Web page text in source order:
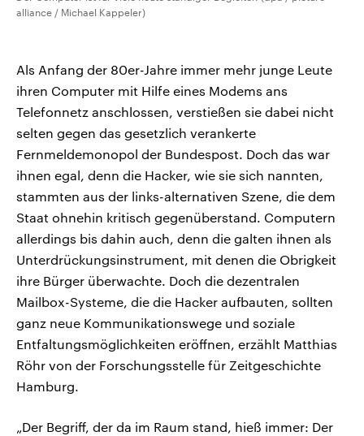
alliance / Michael Kappeler)
Als Anfang der 80er-Jahre immer mehr junge Leute
ihren Computer mit Hilfe eines Modems ans
Telefonnetz anschlossen, verstießen sie dabei nicht
selten gegen das gesetzlich verankerte
Fernmeldemonopol der Bundespost. Doch das war
ihnen egal, denn die Hacker, wie sie sich nannten,
stammten aus der links-alternativen Szene, die dem
Staat ohnehin kritisch gegenüberstand. Computern
allerdings bis dahin auch, denn die galten ihnen als
Unterdrückungsinstrument, mit denen die Obrigkeit
ihre Bürger überwachte. Doch die dezentralen
Mailbox-Systeme, die die Hacker aufbauten, sollten
ganz neue Kommunikationswege und soziale
Entfaltungsmöglichkeiten eröffnen, erzählt Matthias
Röhr von der Forschungsstelle für Zeitgeschichte
Hamburg.
„Der Begriff, der da im Raum stand, hieß immer: Der